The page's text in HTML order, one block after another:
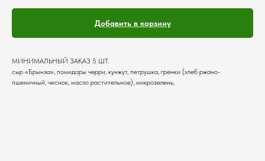
Добавить в корзину
МИНИМАЛЬНЫЙ ЗАКАЗ 5 ШТ.
сыр «Брынза», помидоры черри, кунжут, петрушка, гренки (хлеб ржано-
пшеничный, чеснок, масло растительное), микрозелень,